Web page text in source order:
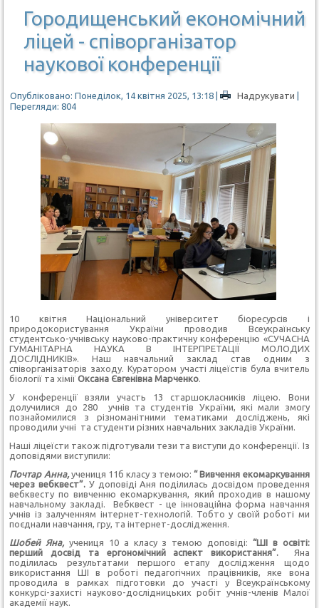
Городищенський економічний
ліцей - співорганізатор
наукової конференції
Опубліковано: Понеділок, 14 квітня 2025, 13:18 | Надрукувати |
Перегляди: 804
10 квітня Національний університет біоресурсів і
природокористування України проводив Всеукраїнську
студентсько-учнівську науково-практичну конференцію «СУЧАСНА
ГУМАНІТАРНА НАУКА В ІНТЕРПРЕТАЦІЇ МОЛОДИХ
ДОСЛІДНИКІВ».Наш навчальний заклад став одним з
співорганізаторів заходу. Куратором участі ліцеїстів була вчитель
біології та хіміїОксана Євгенівна Марченко
У конференції взяли участь 13 старшокласників ліцею. Вони
долучилися до 280 учнів та студентів України, які мали змогу
познайомилися з різноманітними тематиками досліджень, які
проводили учні та студенти різних навчальних закладів України.
Наші ліцеїсти також підготували тези та виступи до конференції. Із
доповідями виступили:
Почтар Анна, учениця 11б класу з темою:“ Вивчення екомаркування
через вебквест”. Удоповіді Аня поділилась досвідом проведення
вебквесту по вивченню екомаркування, який проходив в нашому
навчальному закладі. Вебквест - це інноваційна форма навчання
учнів із залученням інтернет-технологій. Тобто у своїй роботі ми
поєднали навчання, гру, та інтернет-дослідження.
Шобей Яна,
учениця 10 а класу з темою доповіді: “ШІ в освіті:
перший досвід та ергономічний аспект використання”.
Яна
поділилась результатами першого етапу дослідження щодо
використання ШІ в роботі педагогічних працівників, яке вона
проводила в рамках підготовки до участі у Всеукраїнському
конкурсі-захисті науково-дослідницьких робіт учнів-членів Малої
академії наук.